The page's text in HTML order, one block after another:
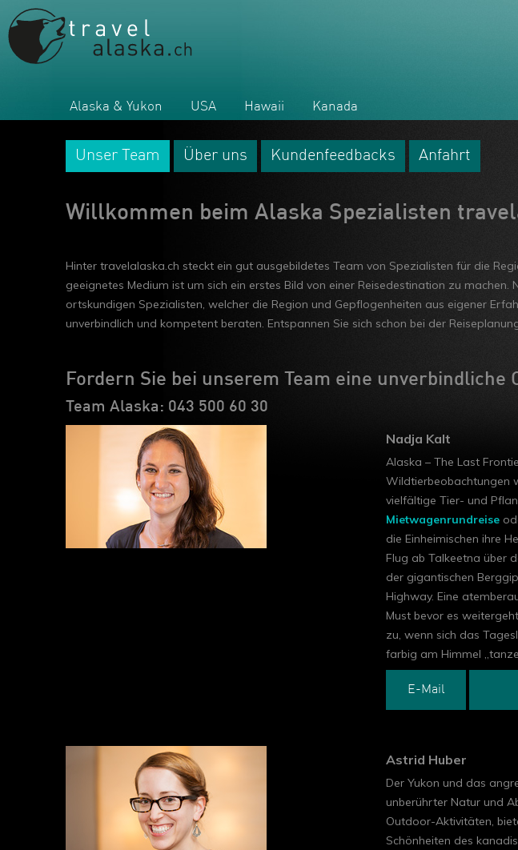
Alaska & Yukon USA Hawaii Kanada
Unser Team Über uns Kundenfeedbacks Anfahrt
Willkommen beim Alaska Spezialisten
Hinter travelalaska.ch steckt ein gut ausgebildetes Team von Spezialisten für die
geeignetes Medium ist um sich ein erstes Bild von einer Reisedestination zu
ortskundigen Spezialisten, welcher die Region und Gepflogenheiten aus eigener
unverbindlich und kompetent beraten. Entspannen Sie sich schon bei der
Fordern Sie bei unserem Team eine
Team Alaska: 043 500 60 30
Nadja Kalt
Alaska – The Last
Wildtierbeobachtungen
vielfältige Tier- und
Mietwagenrundreise
die Einheimischen ihre
Flug ab Talkeetna über
der gigantischen
Highway. Eine
Must bevor es
zu, wenn sich das
farbig am Himmel
E-Mail
Astrid Huber
Der Yukon und das
unberührter Natur und
Outdoor-Aktivitäten,
Schönheiten des